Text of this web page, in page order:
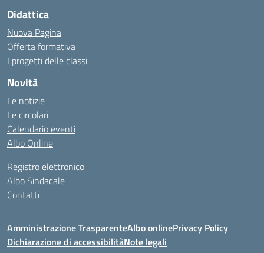
Didattica
Nuova Pagina
Offerta formativa
I progetti delle classi
Novità
Le notizie
Le circolari
Calendario eventi
Albo Online
Registro elettronico
Albo Sindacale
Contatti
Amministrazione TrasparenteAlbo onlinePrivacy Policy
Dichiarazione di accessibilitàNote legali